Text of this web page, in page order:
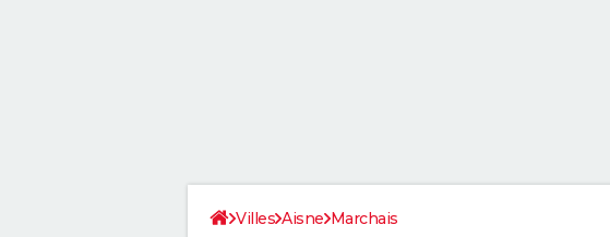
Villes Aisne Marchais